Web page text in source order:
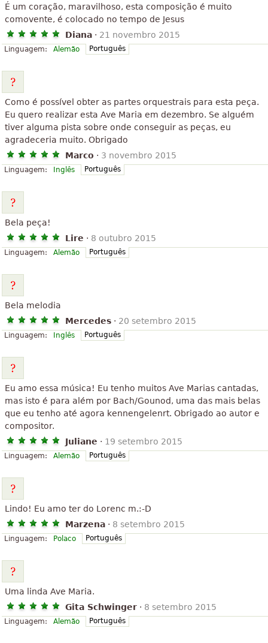
É um coração, maravilhoso, esta composição é muito
comovente, é colocado no tempo de Jesus
Diana · 21 novembro 2015
Linguagem: Alemão Português
Como é possível obter as partes orquestrais para esta peça.
Eu quero realizar esta Ave Maria em dezembro. Se alguém
tiver alguma pista sobre onde conseguir as peças, eu
agradeceria muito. Obrigado
Marco · 3 novembro 2015
Linguagem: Inglês Português
Bela peça!
Lire · 8 outubro 2015
Linguagem: Alemão Português
Bela melodia
Mercedes · 20 setembro 2015
Linguagem: Inglês Português
Eu amo essa música! Eu tenho muitos Ave Marias cantadas,
mas isto é para além por Bach/Gounod, uma das mais belas
que eu tenho até agora kennengelenrt. Obrigado ao autor e
compositor.
Juliane · 19 setembro 2015
Linguagem: Alemão Português
Lindo! Eu amo ter do Lorenc m.:-D
Marzena · 8 setembro 2015
Linguagem: Polaco Português
Uma linda Ave Maria.
Gita Schwinger · 8 setembro 2015
Linguagem: Alemão Português